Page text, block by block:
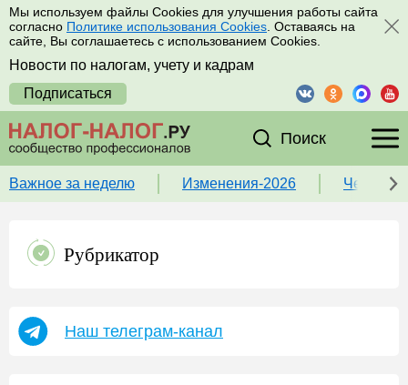
Мы используем файлы Cookies для улучшения работы сайта
согласно Политике использования Cookies . Оставаясь на
сайте, Вы соглашаетесь с использованием Cookies.
Новости по налогам, учету и кадрам
Подписаться
Поиск
Важное за неделю Изменения-2026 Чек-
Рубрикатор
Наш телеграм-канал